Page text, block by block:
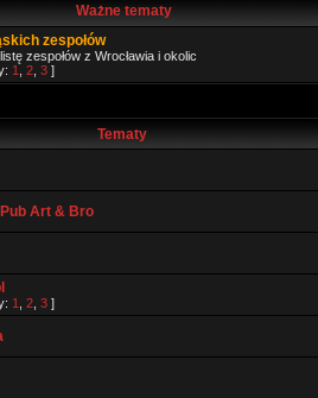
Ważne tematy
zespołów
zespołów z Wrocławia i okolic
1 2 3 ]
Tematy
Art & Bro
1 2 3 ]